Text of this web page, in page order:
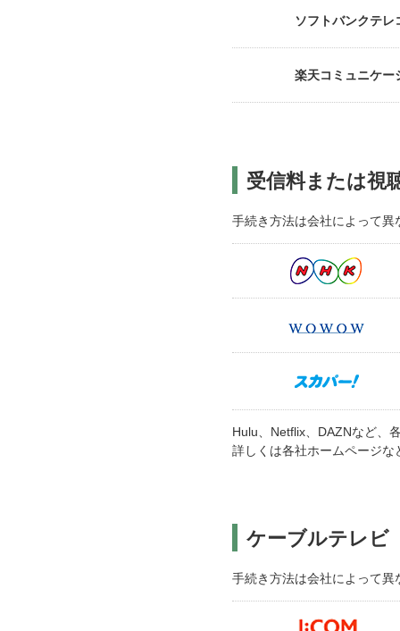
ソフトバンクテレ
楽天コミュニケー
受信料または視
手続き方法は会社によって
Hulu、Netflix、DAZNなど、
詳しくは各社ホームページな
ケーブルテレビ
手続き方法は会社によって